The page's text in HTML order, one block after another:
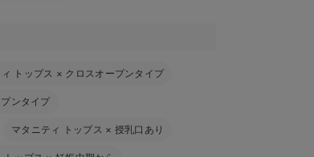
トップス × クロスオープンタイプ
ンタイプ
マタニティ トップス × 授乳口あり